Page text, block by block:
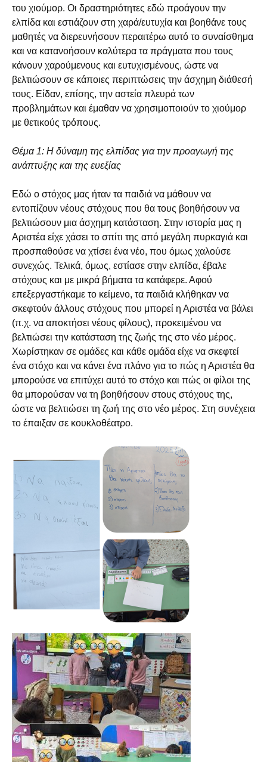
του χιούμορ. Οι δραστηριότητες εδώ προάγουν την
ελπίδα και εστιάζουν στη χαρά/ευτυχία και βοηθάνε τους
μαθητές να διερευνήσουν περαιτέρω αυτό το συναίσθημα
και να κατανοήσουν καλύτερα τα πράγματα που τους
κάνουν χαρούμενους και ευτυχισμένους, ώστε να
βελτιώσουν σε κάποιες περιπτώσεις την άσχημη διάθεσή
τους. Είδαν, επίσης, την αστεία πλευρά των
προβλημάτων και έμαθαν να χρησιμοποιούν το χιούμορ
με θετικούς τρόπους.
Θέμα 1: Η δύναμη της ελπίδας για την προαγωγή της
ανάπτυξης και της ευεξίας
Εδώ ο στόχος μας ήταν τα παιδιά να μάθουν να
εντοπίζουν νέους στόχους που θα τους βοηθήσουν να
βελτιώσουν μια άσχημη κατάσταση. Στην ιστορία μας η
Αριστέα είχε χάσει το σπίτι της από μεγάλη πυρκαγιά και
προσπαθούσε να χτίσει ένα νέο, που όμως χαλούσε
συνεχώς. Τελικά, όμως, εστίασε στην ελπίδα, έβαλε
στόχους και με μικρά βήματα τα κατάφερε. Αφού
επεξεργαστήκαμε το κείμενο, τα παιδιά κλήθηκαν να
σκεφτούν άλλους στόχους που μπορεί η Αριστέα να βάλει
(π.χ. να αποκτήσει νέους φίλους), προκειμένου να
βελτιώσει την κατάσταση της ζωής της στο νέο μέρος.
Χωρίστηκαν σε ομάδες και κάθε ομάδα είχε να σκεφτεί
ένα στόχο και να κάνει ένα πλάνο για το πώς η Αριστέα θα
μπορούσε να επιτύχει αυτό το στόχο και πώς οι φίλοι της
θα μπορούσαν να τη βοηθήσουν στους στόχους της,
ώστε να βελτιώσει τη ζωή της στο νέο μέρος. Στη συνέχεια
το έπαιξαν σε κουκλοθέατρο.